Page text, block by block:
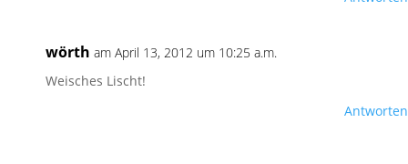
wörth am April 13, 2012 um 10:25 a.m.
Weisches Lischt!
Antworten